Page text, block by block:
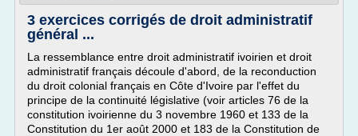
3 exercices corrigés de droit administratif
général ...
La ressemblance entre droit administratif ivoirien et droit
administratif français découle d'abord, de la reconduction
du droit colonial français en Côte d'Ivoire par l'effet du
principe de la continuité législative (voir articles 76 de la
constitution ivoirienne du 3 novembre 1960 et 133 de la
Constitution du 1er août 2000 et 183 de la Constitution de